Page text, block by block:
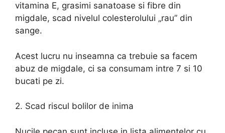
vitamina E, grasimi sanatoase si fibre din
migdale, scad nivelul colesterolului „rau” din
sange.
Acest lucru nu inseamna ca trebuie sa facem
abuz de migdale, ci sa consumam intre 7 si 10
bucati pe zi.
2. Scad riscul bolilor de inima